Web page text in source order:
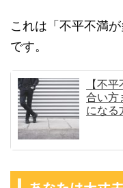
これは「不平不満
です。
【不
合い方
になる